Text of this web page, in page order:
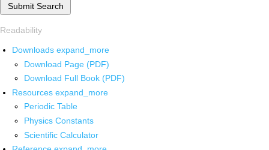
Submit Search
Readability
Downloads expand_more
Download Page (PDF)
Download Full Book (PDF)
Resources expand_more
Periodic Table
Physics Constants
Scientific Calculator